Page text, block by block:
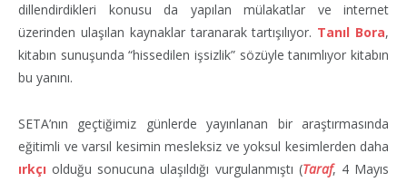
dillendirdikleri konusu da yapılan mülakatlar ve internet
üzerinden ulaşılan kaynaklar taranarak tartışılıyor. Tanıl Bora,
kitabın sunuşunda “hissedilen işsizlik” sözüyle tanımlıyor kitabın
bu yanını.
SETA’nın geçtiğimiz günlerde yayınlanan bir araştırmasında
eğitimli ve varsıl kesimin mesleksiz ve yoksul kesimlerden daha
ırkçı olduğu sonucuna ulaşıldığı vurgulanmıştı (Taraf, 4 Mayıs